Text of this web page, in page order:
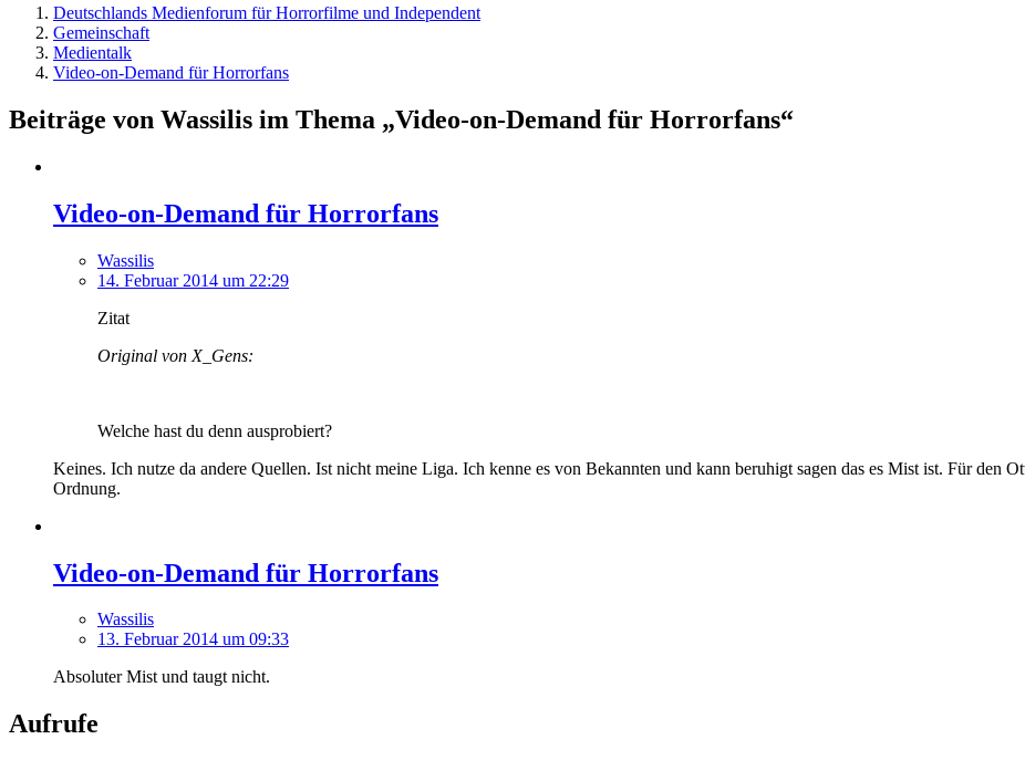
Deutschlands Medienforum für Horrorfilme und Independent
Gemeinschaft
Medientalk
Video-on-Demand für Horrorfans
Beiträge von Wassilis im Thema „Video-on-Demand für Horrorfans“
Video-on-Demand für Horrorfans
Wassilis
14. Februar 2014 um 22:29
Zitat
Original von X_Gens:
Welche hast du denn ausprobiert?
Keines. Ich nutze da andere Quellen. Ist nicht meine Liga. Ich kenne es von Bekannten und kann beruhigt sagen das es Mist ist. Für den
Ordnung.
Video-on-Demand für Horrorfans
Wassilis
13. Februar 2014 um 09:33
Absoluter Mist und taugt nicht.
Aufrufe